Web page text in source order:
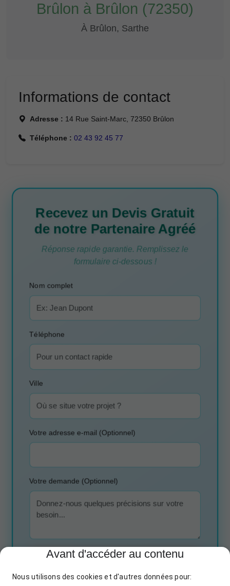
Brûlon à Brûlon (72350)
À Brûlon, Sarthe
Informations de contact
Adresse : 14 Rue Saint-Marc, 72350 Brûlon
Téléphone : 02 43 92 45 77
Recevez un Devis Gratuit
de notre Partenaire Agréé
Réponse rapide garantie. Remplissez le
formulaire ci-dessous !
Nom complet
Téléphone
Ville
Votre adresse e-mail (Optionnel)
Votre demande (Optionnel)
Avant d'accéder au contenu
Nous utilisons des cookies et d'autres données pour: